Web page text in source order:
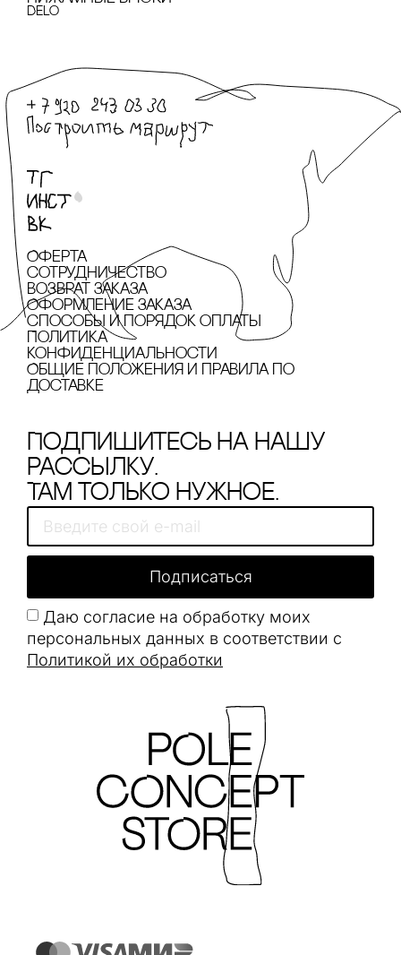
Delo
Оферта
сотрудничество
Возврат заказа
Оформление заказа
cпособы и порядок оплаты
Политика
конфиденциальности
Общие положения и правила по
доставке
Подпишитесь на нашу
рассылку.
Там только нужное.
Даю согласие на обработку моих
персональных данных в соответствии с
Политикой их обработки
Подписаться